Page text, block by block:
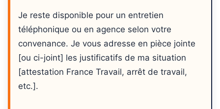
Je reste disponible pour un entretien
téléphonique ou en agence selon votre
convenance. Je vous adresse en pièce jointe
[ou ci-joint] les justificatifs de ma situation
[attestation France Travail, arrêt de travail,
etc.].